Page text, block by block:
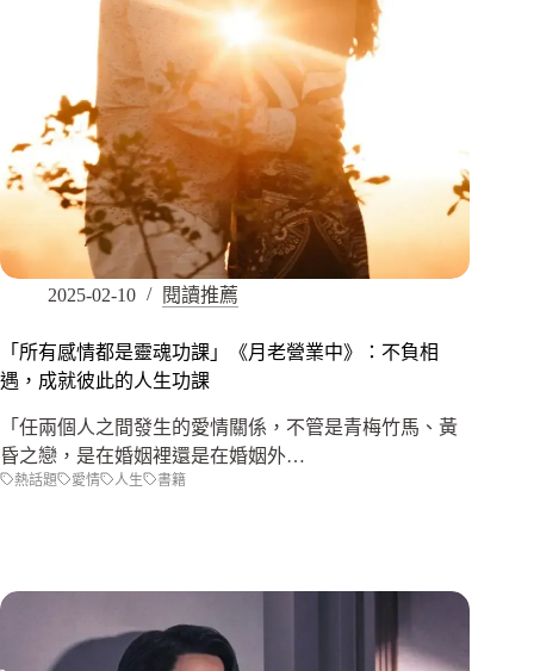
2025-02-10 閱讀推薦
「所有感情都是靈魂功課」《月老營業中》：不負相
遇，成就彼此的人生功課
「任兩個人之間發生的愛情關係，不管是青梅竹馬、黃
昏之戀，是在婚姻裡還是在婚姻外…
熱話題 愛情 人生 書籍